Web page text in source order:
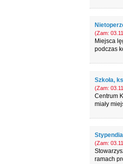
(Zam:
Miejsca
podczas
Szkoła,
(Zam:
Centrum
miały
(Zam:
ramach